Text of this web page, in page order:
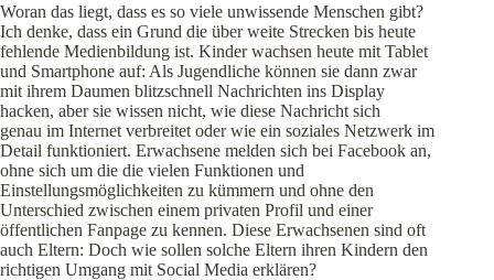
Woran das liegt, dass es so viele unwissende Menschen gibt?
Ich denke, dass ein Grund die über weite Strecken bis heute
fehlende Medienbildung ist. Kinder wachsen heute mit Tablet
und Smartphone auf: Als Jugendliche können sie dann zwar
mit ihrem Daumen blitzschnell Nachrichten ins Display
hacken, aber sie wissen nicht, wie diese Nachricht sich
genau im Internet verbreitet oder wie ein soziales Netzwerk im
Detail funktioniert. Erwachsene melden sich bei Facebook an,
ohne sich um die die vielen Funktionen und
Einstellungsmöglichkeiten zu kümmern und ohne den
Unterschied zwischen einem privaten Profil und einer
öffentlichen Fanpage zu kennen. Diese Erwachsenen sind oft
auch Eltern: Doch wie sollen solche Eltern ihren Kindern den
richtigen Umgang mit Social Media erklären?